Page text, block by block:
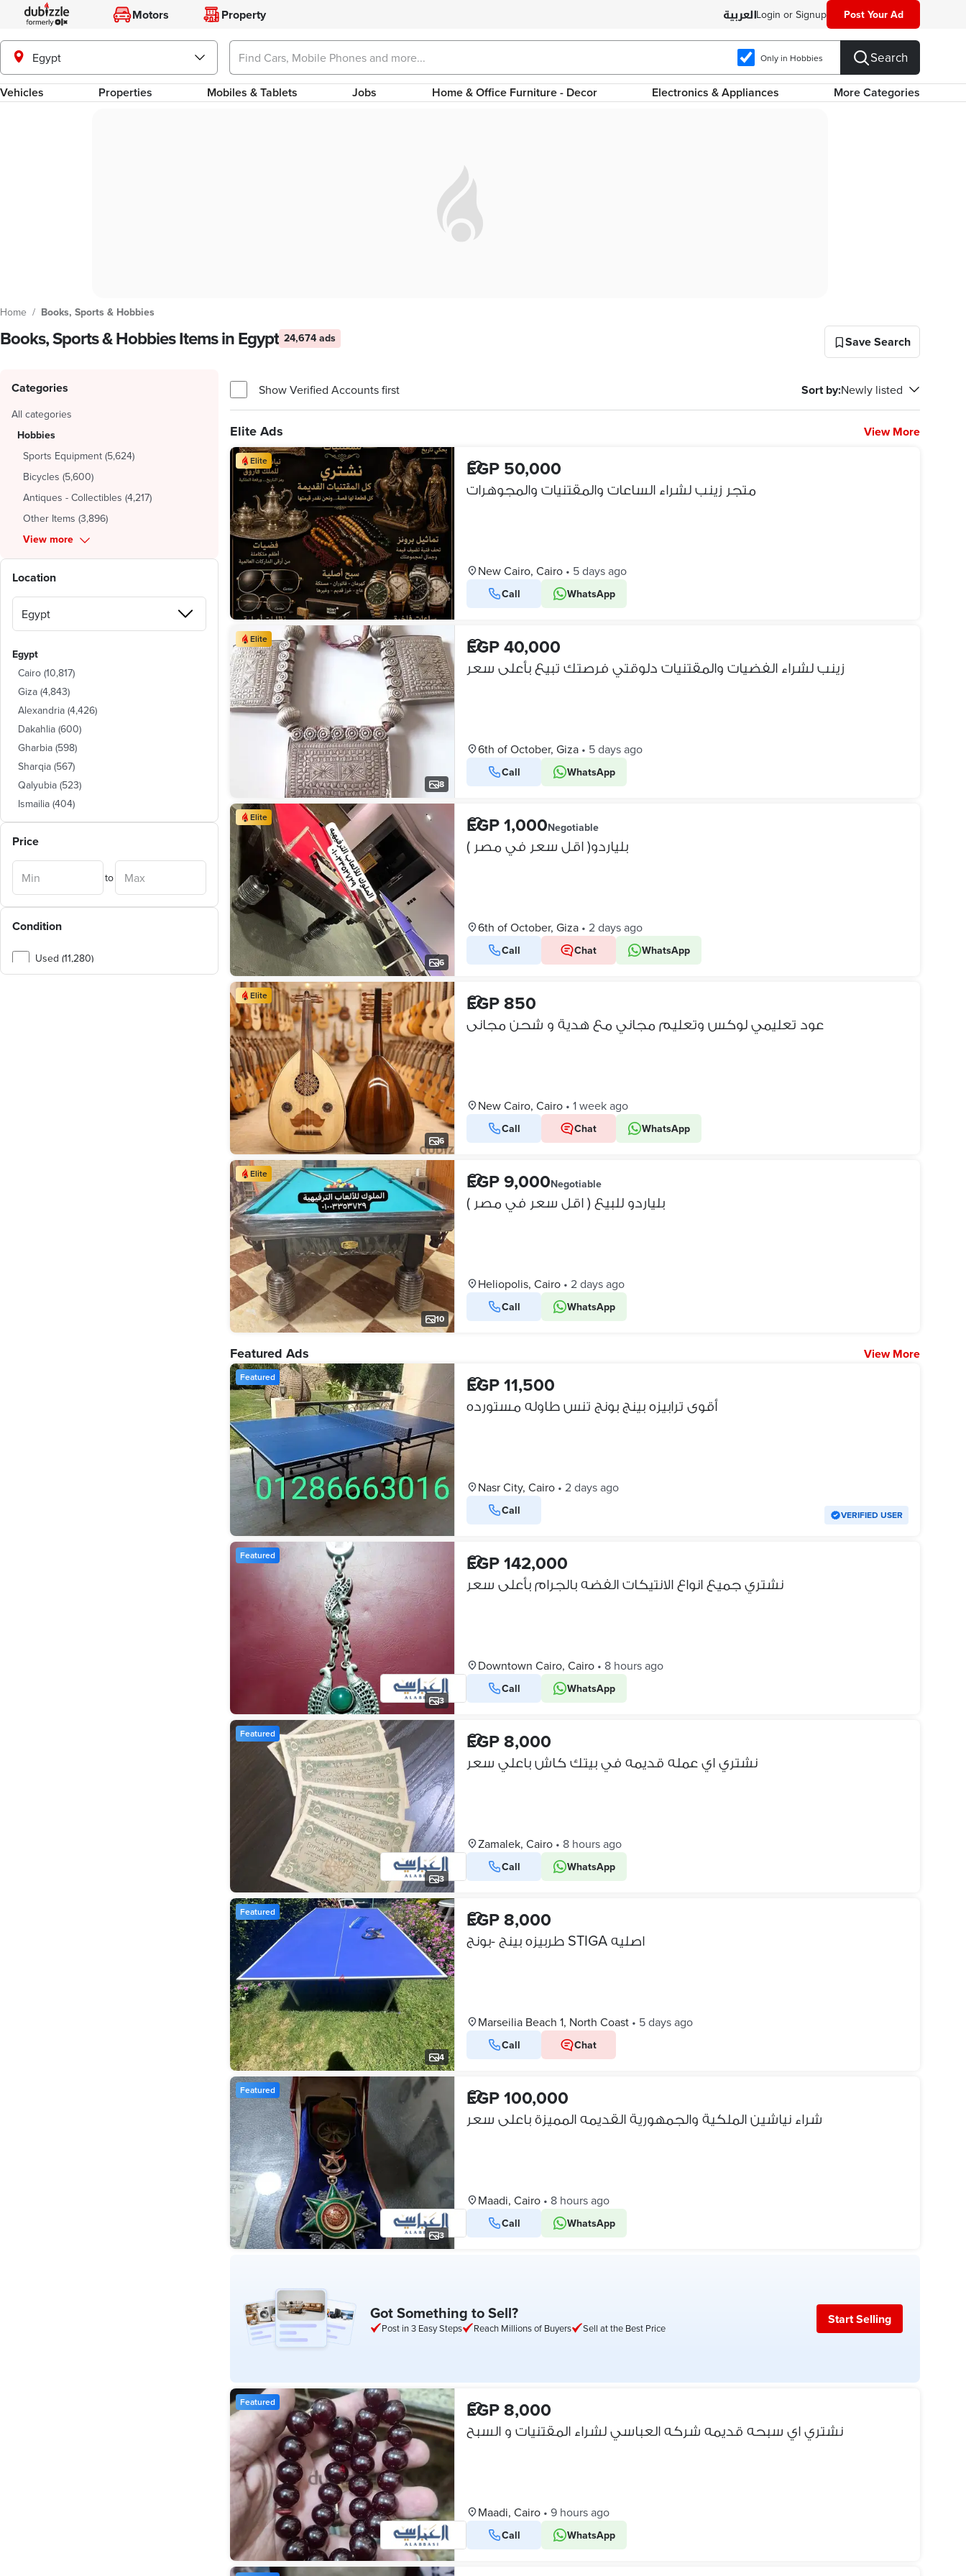
Motors Property Login or Signup Post Your Ad
Egypt Only in Hobbies Search
Vehicles Properties Mobiles & Tablets Jobs Home & Office Furniture - Decor Electronics & Appliances More Categories
Home / Books, Sports & Hobbies
Books, Sports & Hobbies Items in Egypt 24,674 ads Save Search
Categories
All categories
Hobbies
Sports Equipment (5,624)
Bicycles (5,600)
Antiques - Collectibles (4,217)
Other Items (3,896)
View more
Location
Egypt
Cairo (10,817)
Giza (4,843)
Alexandria (4,426)
Dakahlia (600)
Gharbia (598)
Sharqia (567)
Qalyubia (523)
Ismailia (404)
Monufia (226)
Damietta
Port Said (202)
Suez
Asyut (169)
Beheira (119
Minya 109)
Kafr al-Sheikh (93)
Price
to
Condition
Used (11,280)
Show Verified Accounts first Sort by:Newly listed
Elite Ads View More
Elite EGP 50,000
متجر زينب لشراء الساعات والمقتنيات والمجوهرات
New Cairo, Cairo • 5 days ago
Call WhatsApp
8
Elite EGP 40,000
زينب لشراء الفضيات والمقتنيات دلوقتي فرصتك تبيع بأعلى سعر
6th of October, Giza • 5 days ago
Call WhatsApp
6
Elite EGP 1,000Negotiable
بلياردو( اقل سعر في مصر )
6th of October, Giza • 2 days ago
Call Chat WhatsApp
6
Elite EGP 850
عود تعليمي لوكس وتعليم مجاني مع هدية و شحن مجانى
New Cairo, Cairo • 1 week ago
Call Chat WhatsApp
10
Elite EGP 9,000Negotiable
بلياردو للبيع ( اقل سعر في مصر )
Heliopolis, Cairo • 2 days ago
Call WhatsApp
Featured Ads View More
Featured EGP 11,500
أقوى ترابيزه بينج بونج تنس طاوله مستورده
Nasr City, Cairo • 2 days ago
Call VERIFIED USER
3
Featured EGP 142,000
نشتري جميع انواع الانتيكات الفضه بالجرام بأعلى سعر
Downtown Cairo, Cairo • 8 hours ago
Call WhatsApp
3
Featured EGP 8,000
نشتري اي عمله قديمه في بيتك كاش باعلي سعر
Zamalek, Cairo • 8 hours ago
Call WhatsApp
4
Featured EGP 8,000
طربيزه بينج -بونج STIGA اصليه
Marseilia Beach 1, North Coast • 5 days ago
Call Chat
3
Featured EGP 100,000
شراء نياشين الملكية والجمهورية القديمه المميزة باعلى سعر
Maadi, Cairo • 8 hours ago
Call WhatsApp
Got Something to Sell?
Post in 3 Easy Steps Reach Millions of Buyers Sell at the Best Price
Start Selling
Featured EGP 8,000
نشتري اي سبحه قديمه شركه العباسي لشراء المقتنيات و السبح
Maadi, Cairo • 9 hours ago
Call WhatsApp